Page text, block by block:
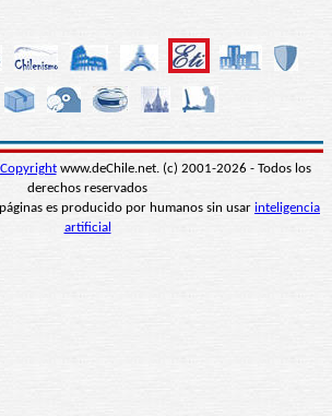
Copyrightwww.deChile.net. (c) 2001-2026 - Todos los
derechos reservados
es producido por humanos sin usar inteligencia
artificial